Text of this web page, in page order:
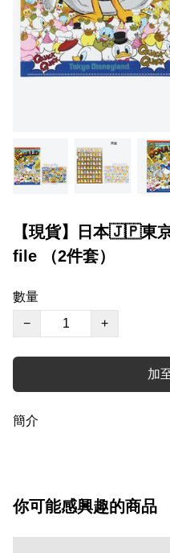
【現貨】日本🇯🇵東
file （2件套）
數量
−
+
加
簡介
你可能感興趣的商品